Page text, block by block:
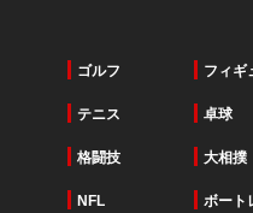
ゴルフ フィギ
テニス 卓球
格闘技 大相撲
NFL ボート